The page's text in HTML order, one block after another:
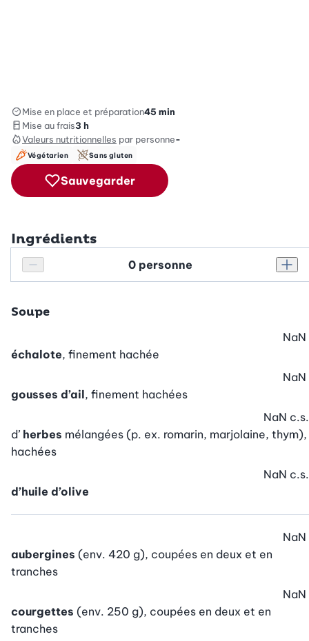
Mise en place et préparation45 min
Mise au frais3 h
Valeurs nutritionnelles par personne-
Végétarien Sans gluten
Sauvegarder
Ingrédients
Réduire le nombre de personnes
Personnes
Soupe
échalote, finement hachée
NaN
gousses d’ail, finement hachées
NaN
d’ herbes mélangées (p. ex. romarin, marjolaine, thym),
hachées
NaN c.s.
d’huile d’olive
NaN c.s.
aubergines (env. 420 g), coupées en deux et en
tranches
NaN
courgettes (env. 250 g), coupées en deux et en
tranches
NaN